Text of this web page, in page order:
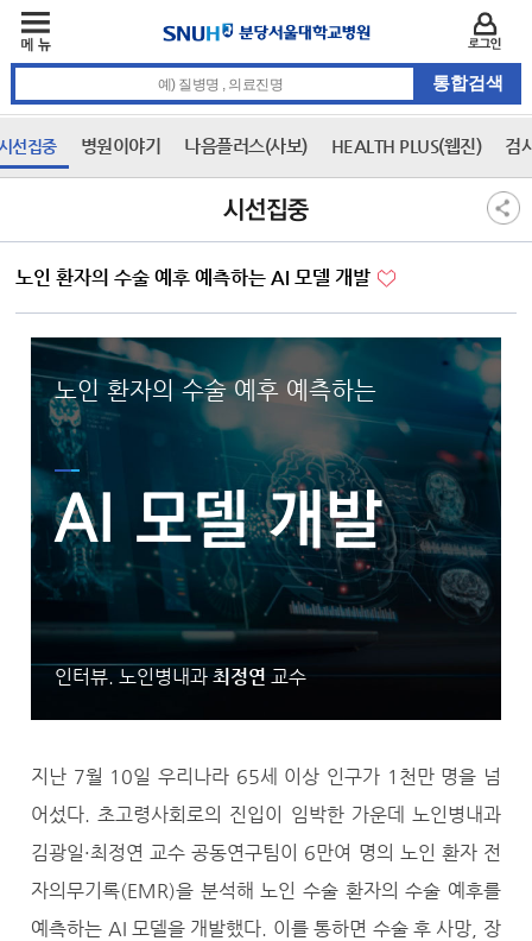
선집중 병원이야기 나음플러스(사보) HEALTH PLUS(웹진) 검
시선집중
노인 환자의 수술 예후 예측하는 AI 모델 개발
노인 환자의 수술 예후 예측하는
AI 모델 개발
인터뷰. 노인병내과 최정연교수
지난 7월 10일 우리나라 65세 이상 인구가 1천만 명을 넘
어섰다. 초고령사회로의 진입이 임박한 가운데 노인병내과
김광일·최정연 교수 공동연구팀이 6만여 명의 노인 환자 전
자의무기록(EMR)을 분석해 노인 수술 환자의 수술 예후를
예측하는 AI 모델을 개발했다. 이를 통하면 수술 후 사망, 장